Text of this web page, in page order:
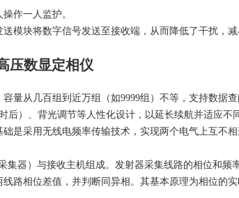
作一人监护。
模块将数字信号发送至接收端，从而降低了干扰，
压数显定相仪
量从几百组到近万组（如9999组）不等，支持数据
后）、背光调节等人性化设计，以延长续航并适应不
是采用无线电频率传输技术，实现两个电气上互不
集器）与接收主机组成。发射器采集线路的相位和
路相位差值，并判断同异相。其基本原理为相位的实